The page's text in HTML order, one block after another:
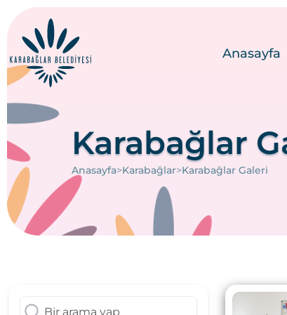
Anasayfa
Karabağlar
Anasayfa>Karabağlar>Karabağlar Galeri